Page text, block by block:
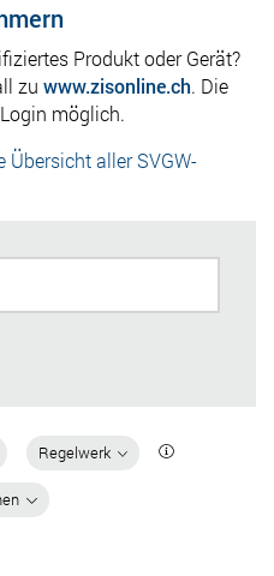
Produkt oder Gerät?
zu www.zisonline.ch. Die
möglich.
Übersicht aller SVGW-
Regelwerk